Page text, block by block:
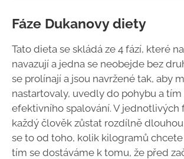
Fáze Dukanovy diety
Tato dieta se skládá ze 4 fází, které
navazují a jedna se neobejde bez
se prolínají a jsou navržené tak, aby
nastartovaly, uvedly do pohybu a
efektivního spalování. V jednotlivých
každý člověk zůstat rozdílně
se to od toho, kolik kilogramů chcete
tím se dostáváme k tomu, že před